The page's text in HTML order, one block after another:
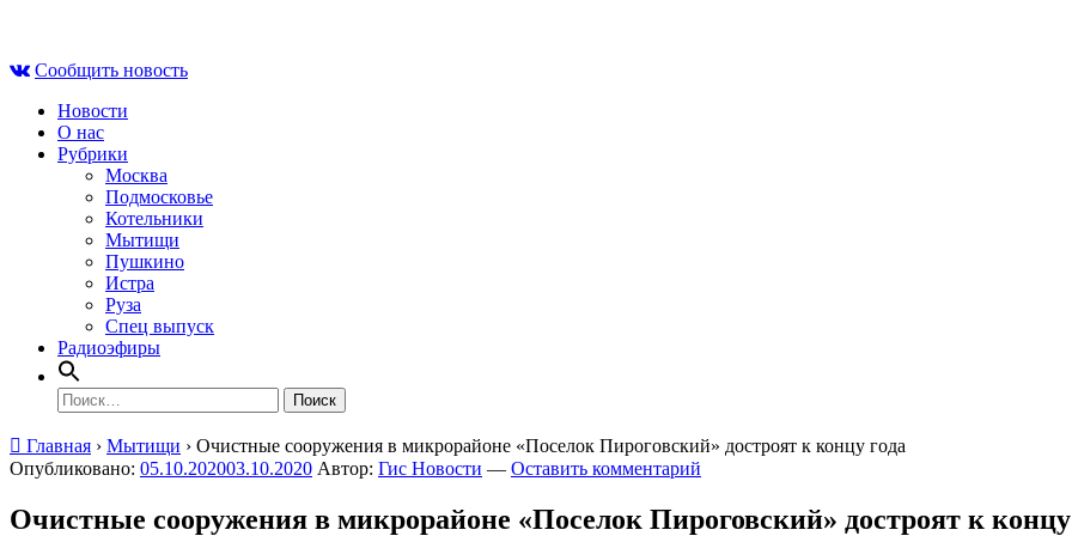
contentСообщить новость
Новости
О нас
Рубрики
Москва
Подмосковье
Котельники
Мытищи
Пушкино
Истра
Руза
Спец выпуск
Радиоэфиры
Найти:
Главная › Мытищи › Очистные сооружения в микрорайоне «Поселок Пироговский» достроят к концу года
Опубликовано: 05.10.202003.10.2020 Автор: Гис Новости — Оставить комментарий
Очистные сооружения в микрорайоне «Поселок Пироговский» достроят к концу